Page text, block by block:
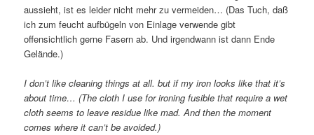
aussieht, ist es leider nicht mehr zu vermeiden… (Das Tuch, daß
ich zum feucht aufbügeln von Einlage verwende gibt
offensichtlich gerne Fasern ab. Und irgendwann ist dann Ende
Gelände.)
I don’t like cleaning things at all. but if my iron looks like that it’s
about time… (The cloth I use for ironing fusible that require a wet
cloth seems to leave residue like mad. And then the moment
comes where it can’t be avoided.)